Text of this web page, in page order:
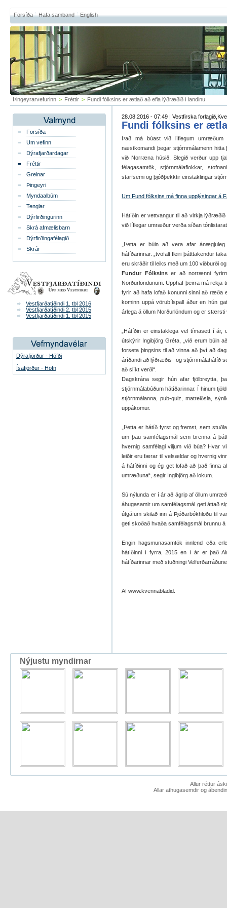
Forsíða Hafa samband English
Þingeyrarvefurinn > Fréttir > Fundi fólksins er ætlað að efla lýðræðið í landinu
Forsíða
Um vefinn
Dýrafjarðardagar
Fréttir
Greinar
Þingeyri
Myndaalbúm
Tenglar
Dýrfirðingurinn
Skrá afmælisbarn
Dýrfirðingafélagið
Skrár
Vestfjarðatíðindi 1. tbl 2016
Vestfjarðatíðindi 2. tbl 2015
Vestfjarðatíðindi 1. tbl 2015
Dýrafjörður - Höfði
Ísafjörður - Höfn
28.08.2016 - 07:49 | Vestfirska
Fundi fólksins er
Það má búast við líflegum
næstkomandi þegar stjórnmálamenn hitta
við Norræna húsið. Slegið verður upp
félagasamtök, stjórnmálaflokkar,
starfsemi og þjóðþekktir einstaklingar
Um Fund fólksins má finna upplýsingar á
Hátíðin er vettvangur til að virkja lýðræðið
við líflegar umræður verða síðan
„Þetta er búin að vera afar ánægjuleg
hátíðarinnar. „tvöfalt fleiri þátttakendur
eru skráðir til leiks með um 100 viðburði
Fundur Fólksinser að norrænni
Norðurlöndunum. Upphaf þeirra má
fyrir að hafa lofað konunni sinni að ræða
kominn uppá vörubílspall áður en hún
árlega á öllum Norðurlöndum og er
„Hátíðin er einstaklega vel tímasett í
útskýrir Ingibjörg Gréta, „við erum búin
forseta þingsins til að vinna að því að
áríðandi að lýðræðis- og stjórnmálahátíð
að slíkt verði“.
Dagskrána segir hún afar fjölbreytta,
stjórnmálabúðum hátíðarinnar. Í hinum
stjórnmálanna, pub-quiz, matreiðsla,
uppákomur.
„Þetta er hátíð fyrst og fremst, sem
um þau samfélagsmál sem brenna á
hvernig samfélagi viljum við búa? Hvar
leiðir eru færar til velsældar og hvernig
á hátíðinni og ég get lofað að það finna
umræðuna“, segir Ingibjörg að lokum.
Sú nýlunda er í ár að ágrip af öllum
áhugasamir um samfélagsmál geti áttað
útgáfum skilað inn á Þjóðarbókhlöðu til
geti skoðað hvaða samfélagsmál brunnu á
Engin hagsmunasamtök innlend eða
hátíðinni í fyrra, 2015 en í ár er það
hátíðarinnar með stuðningi
Af www.kvennabladid.
Nýjustu myndirnar
Allur réttur
Allar athugasemdir og